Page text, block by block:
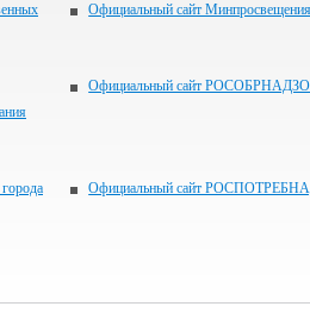
Официальный сайт
Официальный сайт
Официальный сайт